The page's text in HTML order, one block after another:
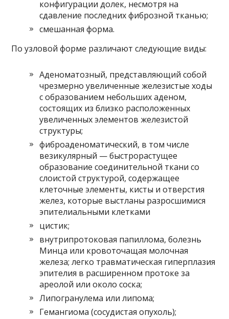
конфигурации долек, несмотря на
сдавление последних фиброзной тканью;
смешанная форма.
По узловой форме различают следующие виды:
Аденоматозный, представляющий собой
чрезмерно увеличенные железистые ходы
с образованием небольших аденом,
состоящих из близко расположенных
увеличенных элементов железистой
структуры;
фиброаденоматический, в том числе
везикулярный — быстрорастущее
образование соединительной ткани со
слоистой структурой, содержащее
клеточные элементы, кисты и отверстия
желез, которые выстланы разросшимися
эпителиальными клетками
цистик;
внутрипротоковая папиллома, болезнь
Минца или кровоточащая молочная
железа; легко травматическая гиперплазия
эпителия в расширенном протоке за
ареолой или около соска;
Липогранулема или липома;
Гемангиома (сосудистая опухоль);